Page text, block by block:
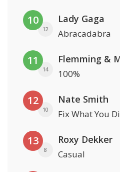
10
12
Lady Gaga
Abracadabra
11
14
Flemming &
100%
12
10
Nate Smith
Fix What You
13
8
Roxy Dekker
Casual